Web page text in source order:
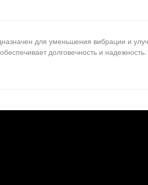
для уменьшения вибрации и
долговечность и